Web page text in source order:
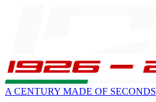
A CENTURY MADE OF SECONDS